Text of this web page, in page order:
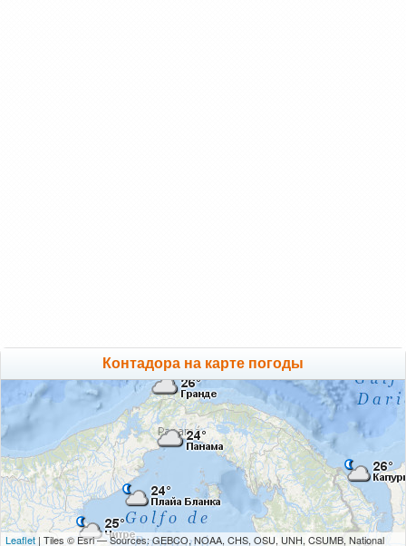
Контадора на карте погоды
Leaflet | Tiles © Esri — Sources: GEBCO, NOAA, CHS, OSU, UNH, CSUMB, National